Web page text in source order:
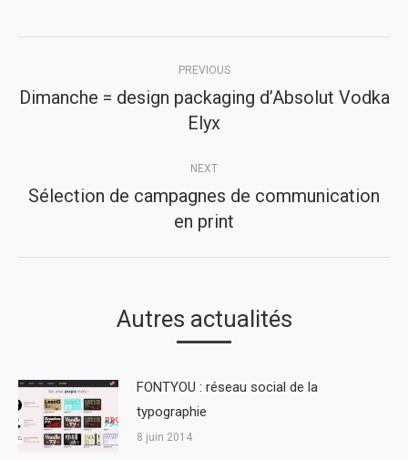
navigation
PREVIOUS
Previous
post:
Dimanche = design packaging d’Absolut Vodka
Elyx
NEXT
Next
post:
Sélection de campagnes de communication
en print
Autres actualités
FONTYOU : réseau social de la
typographie
8 juin 2014